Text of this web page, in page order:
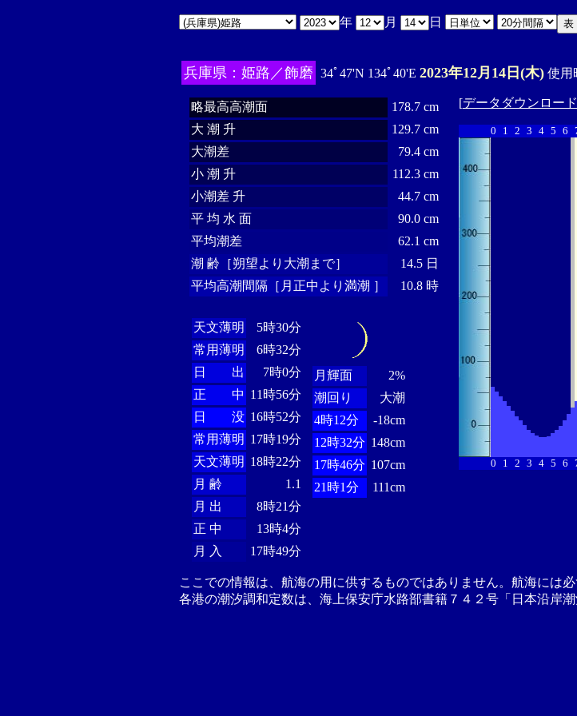
年 月 日
兵庫県：姫路／飾磨 34ﾟ47'N 134ﾟ40'E 2023年12月14日(木) 使用
略最高高潮面
178.7 cm
大 潮 升
129.7 cm
大潮差
79.4 cm
小 潮 升
112.3 cm
小潮差 升
44.7 cm
平 均 水 面
90.0 cm
平均潮差
62.1 cm
潮 齢［朔望より大潮まで］
14.5 日
平均高潮間隔［月正中より満潮 ］
10.8 時
天文薄明
5時30分
常用薄明
6時32分
日 出
7時0分
正 中 11時56分
日 没 16時52分
常用薄明 17時19分
天文薄明 18時22分
月 齢
1.1
月 出
8時21分
正 中
13時4分
月 入
17時49分
月輝面
2%
潮回り
大潮
4時12分
-18cm
12時32分 148cm
17時46分 107cm
21時1分
111cm
[データダウンロー
0 1 2 3 4 5 6
0 1 2 3 4 5 6
ここでの情報は、航海の用に供するものではありません。航海には
各港の潮汐調和定数は、海上保安庁水路部書籍７４２号「日本沿岸